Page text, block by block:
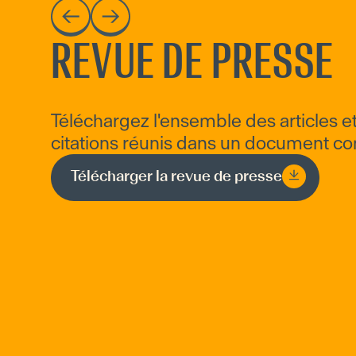
REVUE DE PRESSE
Téléchargez l'ensemble des articles
citations réunis dans un document
Télécharger la revue de presse